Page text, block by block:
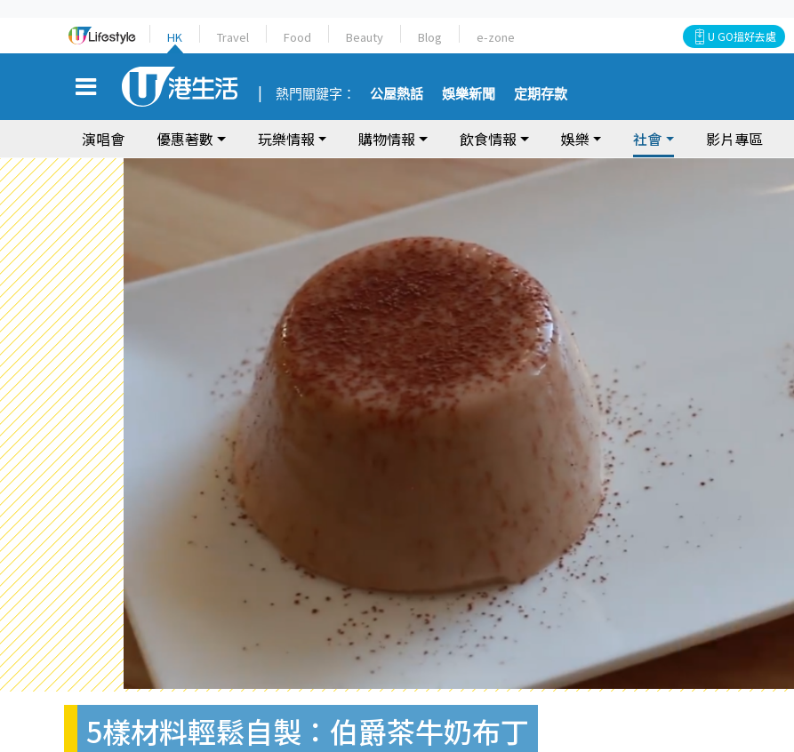
HK Travel Food Beauty Blog e-zone U GO搵好去處
熱門關鍵字： 公屋熱話 娛樂新聞 定期存款
演唱會 優惠著數 玩樂情報 購物情報 飲食情報 娛樂 社會 影片專區
5樣材料輕鬆自製：伯爵茶牛奶布丁